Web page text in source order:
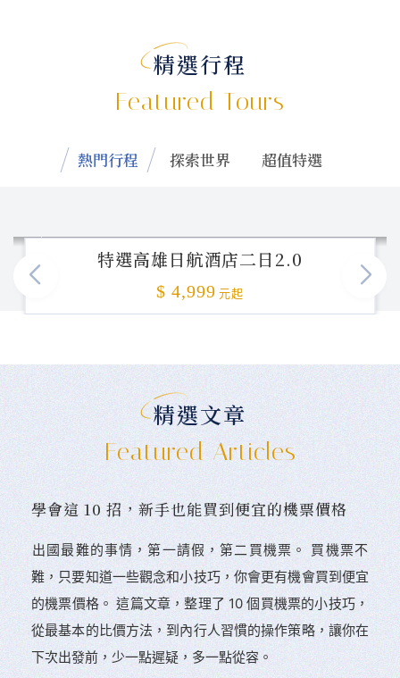
精選行程
Featured Tours
熱門行程 探索世界 超值特選
特選高雄日航酒店二日2.0
$ 4,999 元起
精選文章
Featured Articles
學會這 10 招，新手也能買到便宜的機票價格
󠀠出國最難的事情，第一請假，第二買機票。 󠀠買機票不
難，只要知道一些觀念和小技巧，你會更有機會買到便宜
的機票價格。 這篇文章，整理了 10 個買機票的小技巧，
從最基本的比價方法，到內行人習慣的操作策略，讓你在
下次出發前，少一點遲疑，多一點從容。